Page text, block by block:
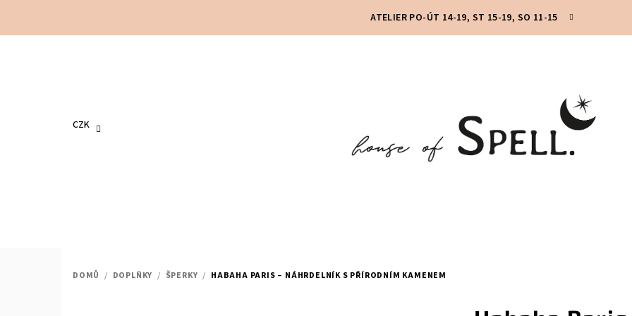
ATELIER PO-ÚT 14-19, ST 15-19, SO 11-15
CZK
DOMŮ / DOPLŇKY / ŠPERKY / HABAHA PARIS – NÁHRDELNÍK S PŘÍRODNÍM KAMENEM